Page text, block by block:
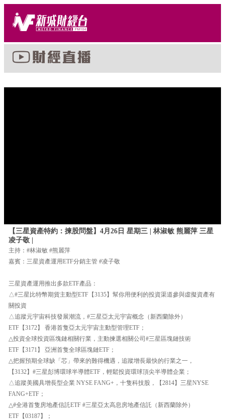
【三星資產特約：揀股問盤】4月26日 星期三 | 林淑敏 熊麗萍 三星
凌子敬 |
主持：#林淑敏 #熊麗萍
嘉賓：三星資產運用ETF分銷主管 #凌子敬
三星資產運用推出多款ETF產品：
△#三星比特幣期貨主動型ETF【3135】幫你用便利的投資渠道參與虛擬資產有
關投資
△追蹤元宇宙科技發展潮流，#三星亞太元宇宙概念（新西蘭除外）
ETF【3172】 香港首隻亞太元宇宙主動型管理ETF；
△投資全球投資區塊鏈相關行業，主動揀選相關公司#三星區塊鏈技術
ETF【3171】 亞洲首隻全球區塊鏈ETF；
△把握預期全球缺「芯」帶來的難得機遇，追蹤增長最快的行業之一，
【3132】#三星彭博環球半導體ETF，輕鬆投資環球頂尖半導體企業；
△追蹤美國具增長型企業 NYSE FANG+，十隻科技股，【2814】三星NYSE
FANG+ETF；
△#全港首隻房地產信託ETF #三星亞太高息房地產信託（新西蘭除外）
ETF【03187】；